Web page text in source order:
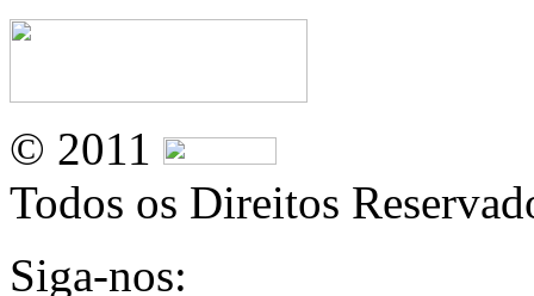
© 2011
Todos os Direitos
Siga-nos: